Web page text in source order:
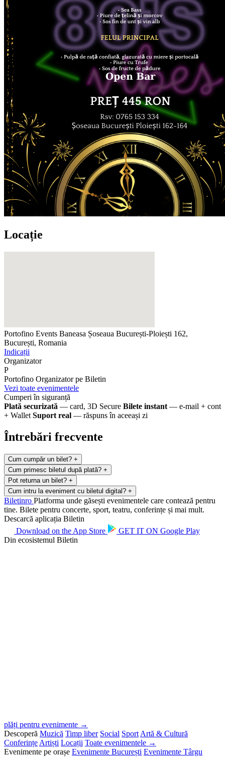
Locație
Portofino Events Baneasa Șoseaua București-Ploiești 162,
București, Romania
Indicații
Organizator
P
Portofino Organizator pe Biletin
Vezi toate evenimentele
Cumperi în siguranță
Plată securizată — card, 3D Secure Bilete instant — e-mail + cont
+ Wallet Suport real — răspuns în aceeași zi
Întrebări frecvente
Cum cumpăr un bilet? +
Cum primesc biletul după plată? +
Pot returna un bilet? +
Cum intru la eveniment cu biletul digital? +
Biletinro Platforma unde găsești evenimentele care contează pentru
tine. Bilete pentru concerte, sport, teatru, conferințe și mai mult.
Descarcă aplicația Biletin
Download on the App Store GET IT ON Google Play
Din ecosistemul Biletin
plăți pentru evenimente →
Descoperă Muzică Timp liber Social Sport Artă & Cultură
Conferințe Artiști Locații Toate evenimentele →
Evenimente pe orașe Evenimente București Evenimente Târgu